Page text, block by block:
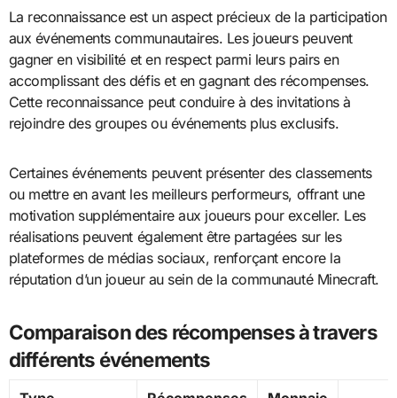
La reconnaissance est un aspect précieux de la participation
aux événements communautaires. Les joueurs peuvent
gagner en visibilité et en respect parmi leurs pairs en
accomplissant des défis et en gagnant des récompenses.
Cette reconnaissance peut conduire à des invitations à
rejoindre des groupes ou événements plus exclusifs.
Certaines événements peuvent présenter des classements
ou mettre en avant les meilleurs performeurs, offrant une
motivation supplémentaire aux joueurs pour exceller. Les
réalisations peuvent également être partagées sur les
plateformes de médias sociaux, renforçant encore la
réputation d’un joueur au sein de la communauté Minecraft.
Comparaison des récompenses à travers
différents événements